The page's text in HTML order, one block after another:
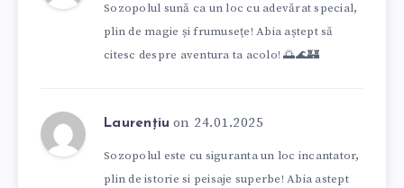
Sozopolul sună ca un loc cu adevărat special,
plin de magie și frumusețe! Abia aștept să
citesc despre aventura ta acolo! 🌅🌊🏰
Laurențiu on 24.01.2025
Sozopolul este cu siguranta un loc incantator,
plin de istorie si peisaje superbe! Abia astept